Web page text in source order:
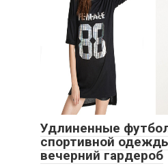
Удлиненные
спортивной
вечерний гардероб